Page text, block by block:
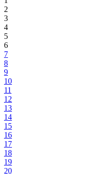
2
3
4
5
6
7
8
9
10
11
12
13
14
15
16
17
18
19
20